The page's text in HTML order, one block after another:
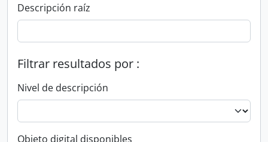
Descripción raíz
Filtrar resultados por :
Nivel de descripción
Objeto digital disponibles